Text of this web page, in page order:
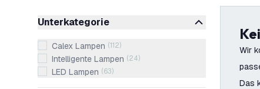
Unterkategorie
Calex Lampen (112)
Intelligente Lampen (24)
LED Lampen (63)
Wir
Das